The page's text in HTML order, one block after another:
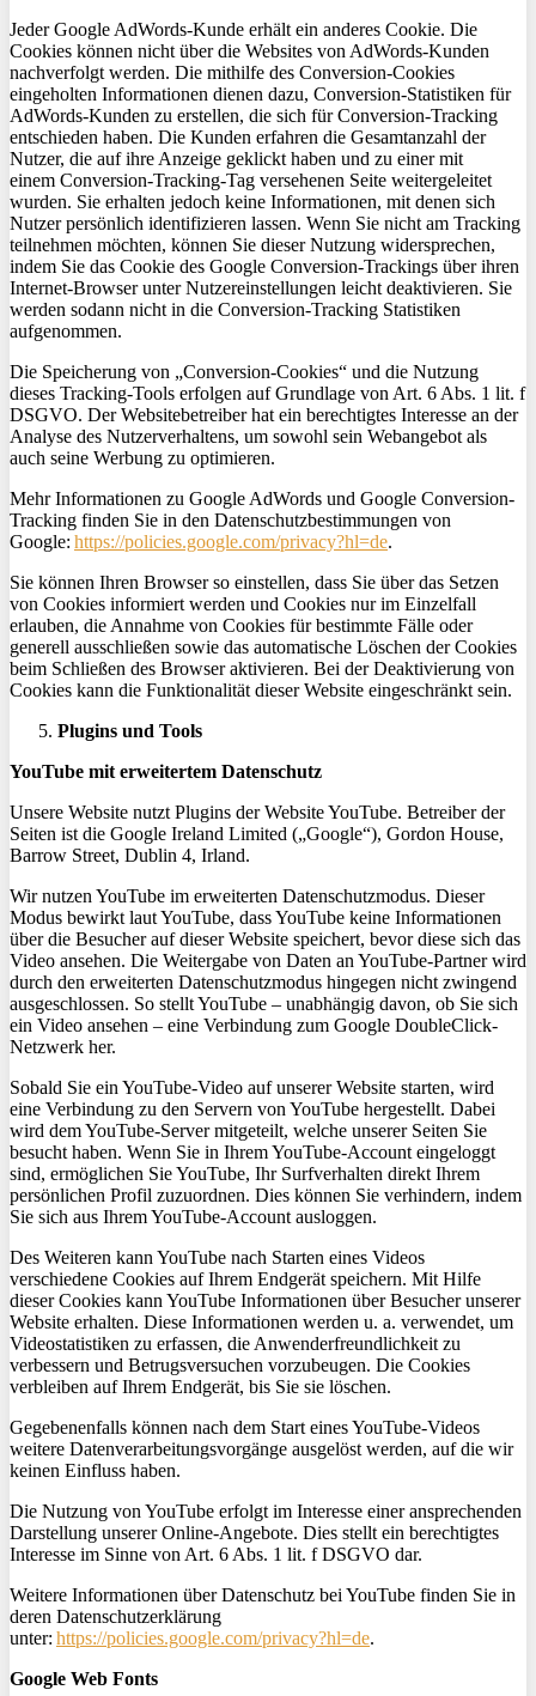
Jeder Google AdWords-Kunde erhält ein anderes Cookie. Die
Cookies können nicht über die Websites von AdWords-Kunden
nachverfolgt werden. Die mithilfe des Conversion-Cookies
eingeholten Informationen dienen dazu, Conversion-Statistiken für
AdWords-Kunden zu erstellen, die sich fürConversion-Tracking
entschieden haben. Die Kunden erfahren die Gesamtanzahl der
Nutzer, die auf ihre Anzeige geklickt haben und zu einer mit
einem Conversion-Tracking-Tag versehenen Seite weitergeleitet
wurden. Sie erhalten jedoch keine Informationen, mit denen sich
Nutzer persönlich identifizieren lassen. Wenn Sie nicht am Tracking
teilnehmen möchten, können Sie dieser Nutzung widersprechen,
indem Sie das Cookie des Google Conversion-Trackings über ihren
Internet-Browser unter Nutzereinstellungen leicht deaktivieren. Sie
werden sodann nicht in die Conversion-Tracking Statistiken
aufgenommen.
Die Speicherung von „Conversion-Cookies“ und die Nutzung
dieses Tracking-Tools erfolgen auf Grundlage von Art. 6 Abs. 1 lit. f
DSGVO. Der Websitebetreiber hat ein berechtigtes Interesse an der
Analyse des Nutzerverhaltens, um sowohl sein Webangebot als
auch seine Werbung zu optimieren.
Mehr Informationen zu Google AdWords und Google Conversion-
Tracking finden Sie in den Datenschutzbestimmungen von
Google: https://policies.google.com/privacy?hl=de.
Sie können Ihren Browser so einstellen, dass Sie über das Setzen
von Cookies informiert werden und Cookies nur im Einzelfall
erlauben, die Annahme von Cookies für bestimmte Fälle oder
generell ausschließen sowie das automatische Löschen der Cookies
beim Schließen des Browseraktivieren. Bei der Deaktivierung von
Cookies kann die Funktionalität dieser Website eingeschränkt sein.
Plugins und Tools
YouTube mit erweitertem Datenschutz
Unsere Website nutzt Plugins der Website YouTube. Betreiber der
Seiten ist die Google Ireland Limited („Google“), Gordon House,
Barrow Street, Dublin 4, Irland.
Wir nutzen YouTube im erweiterten Datenschutzmodus. Dieser
Modus bewirkt laut YouTube, dass YouTube keine Informationen
über die Besucher auf dieser Website speichert, bevor diese sich das
Video ansehen. Die Weitergabe von Daten an YouTube-Partner wird
durch den erweiterten Datenschutzmodus hingegen nicht zwingend
ausgeschlossen. So stellt YouTube – unabhängig davon, ob Sie sich
ein Video ansehen – eine Verbindung zum Google DoubleClick-
Netzwerk her.
Sobald Sie ein YouTube-Video auf unserer Website starten, wird
eine Verbindung zu den Servern von YouTube hergestellt. Dabei
wird dem YouTube-Server mitgeteilt, welche unserer Seiten Sie
besucht haben. Wenn Sie in Ihrem YouTube-Account eingeloggt
sind, ermöglichen Sie YouTube, Ihr Surfverhalten direkt Ihrem
persönlichen Profil zuzuordnen. Dies können Sie verhindern, indem
Sie sich aus Ihrem YouTube-Account ausloggen.
Des Weiteren kann YouTube nach Starten eines Videos
verschiedene Cookies auf Ihrem Endgerät speichern. Mit Hilfe
dieser Cookies kann YouTube Informationen über Besucher unserer
Website erhalten. Diese Informationen werden u. a. verwendet, um
Videostatistiken zu erfassen, die Anwenderfreundlichkeit zu
verbessern und Betrugsversuchen vorzubeugen. Die Cookies
verbleiben auf Ihrem Endgerät, bis Sie sie löschen.
Gegebenenfalls können nach dem Start eines YouTube-Videos
weitere Datenverarbeitungsvorgänge ausgelöst werden, auf die wir
keinen Einfluss haben.
Die Nutzung von YouTube erfolgt im Interesse einer ansprechenden
Darstellung unserer Online-Angebote. Dies stellt ein berechtigtes
Interesse im Sinne von Art. 6 Abs. 1 lit. f DSGVO dar.
Weitere Informationen über Datenschutz bei YouTube finden Sie in
deren Datenschutzerklärung
unter: https://policies.google.com/privacy?hl=de.
Google Web Fonts